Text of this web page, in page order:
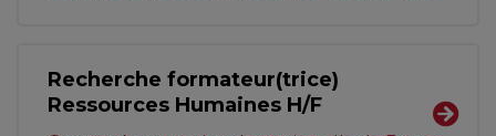
Recherche formateur(trice)
Ressources Humaines H/F